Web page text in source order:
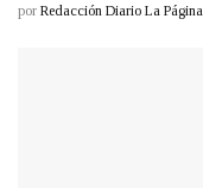
por Redacción Diario La Página